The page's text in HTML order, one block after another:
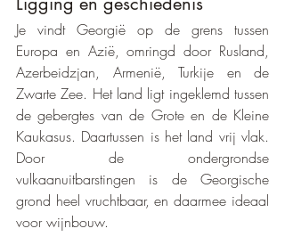
Je vindt Georgië op de grens tussen
Europa en Azië, omringd door Rusland,
Azerbeidzjan, Armenië, Turkije en de
Zwarte Zee. Het land ligt ingeklemd tussen
de gebergtes van de Grote en de Kleine
Kaukasus. Daartussen is het land vrij vlak.
Door de ondergrondse
vulkaanuitbarstingen is de Georgische
grond heel vruchtbaar, en daarmee ideaal
voor wijnbouw.